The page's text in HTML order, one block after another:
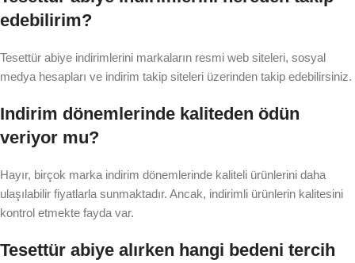
edebilirim?
Tesettür abiye indirimlerini markaların resmi web siteleri, sosyal
medya hesapları ve indirim takip siteleri üzerinden takip edebilirsiniz.
Indirim dönemlerinde kaliteden ödün
veriyor mu?
Hayır, birçok marka indirim dönemlerinde kaliteli ürünlerini daha
ulaşılabilir fiyatlarla sunmaktadır. Ancak, indirimli ürünlerin kalitesini
kontrol etmekte fayda var.
Tesettür abiye alırken hangi bedeni tercih